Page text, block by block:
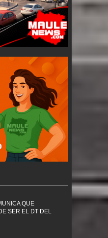
QUE
SER EL DT DEL